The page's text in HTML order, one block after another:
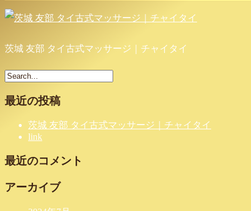
茨城 友部 タイ古式マッサージ｜チャイタイ
最近の投稿
茨城 友部 タイ古式マッサージ｜チャイタイ
link
最近のコメント
アーカイブ